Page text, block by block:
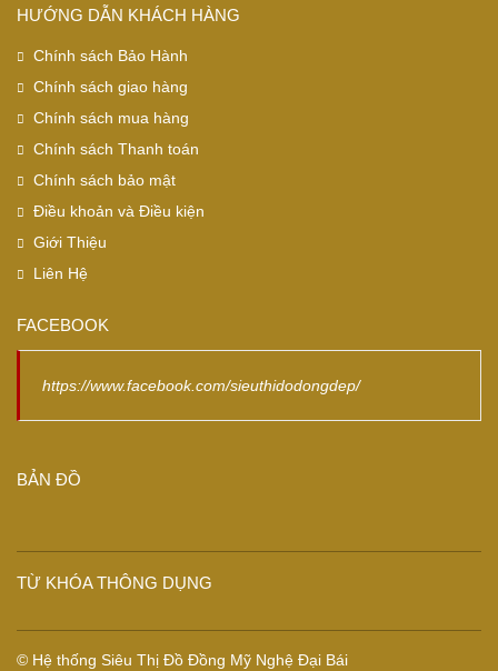
HƯỚNG DẪN KHÁCH HÀNG
Chính sách Bảo Hành
Chính sách giao hàng
Chính sách mua hàng
Chính sách Thanh toán
Chính sách bảo mật
Điều khoản và Điều kiện
Giới Thiệu
Liên Hệ
FACEBOOK
https://www.facebook.com/sieuthidodongdep/
BẢN ĐỒ
TỪ KHÓA THÔNG DỤNG
© Hệ thống Siêu Thị Đồ Đồng Mỹ Nghệ Đại Bái